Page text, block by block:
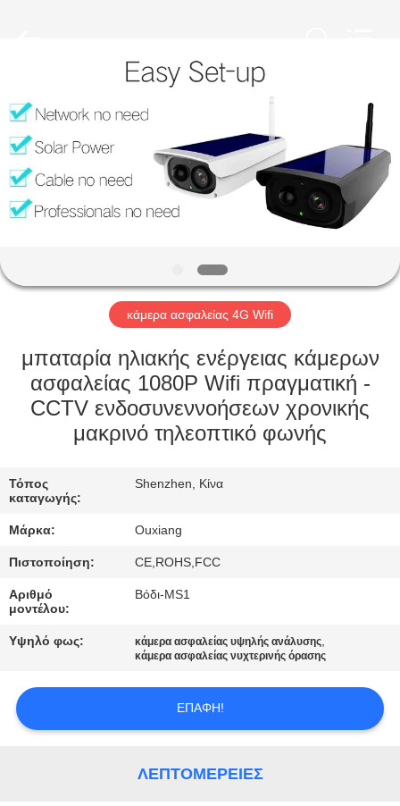
ΣΠΊΤΙ
ΠΡΟΪΌΝΤΑ
ΒΊΝΤΕΟ
ΕΚΠΟΜΠΉ
VR
ΣΧΕΤΙΚΆ
ΜΕ
ΕΜΆΣ
ΣΤΟ
ΕΡΓΟΣΤΆΣΙΟ
ΈΛΕΓΧΟΣ
ΠΟΙΌΤΗΤΑΣ
ΕΠΙΚΟΙΝΩΝΉΣΤΕ
ΜΑΖΊ
ΜΑΣ
κάμερα ασφαλείας 4G Wifi
μπαταρία ηλιακής ενέργειας κάμερων
ασφαλείας 1080P Wifi πραγματική -
CCTV ενδοσυνεννοήσεων χρονικής
μακρινό τηλεοπτικό φωνής
Τόπος
καταγωγής:
Shenzhen, Κίνα
Μάρκα: Ouxiang
Πιστοποίηση: CE,ROHS,FCC
Αριθμό
μοντέλου:
Βόδι-MS1
Υψηλό φως: κάμερα ασφαλείας υψηλής ανάλυσης,
κάμερα ασφαλείας νυχτερινής όρασης
ΕΠΑΦΉ!
ΛΕΠΤΟΜΈΡΕΙΕΣ